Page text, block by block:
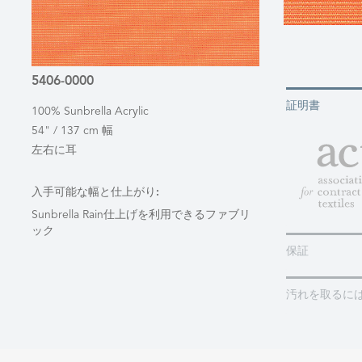
5406-0000
100% Sunbrella Acrylic
54" / 137 cm 幅
左右に耳
入手可能な幅と仕上がり:
Sunbrella Rain仕上げを利用できるファブリ
ック
証明書
保証
汚れを取るに